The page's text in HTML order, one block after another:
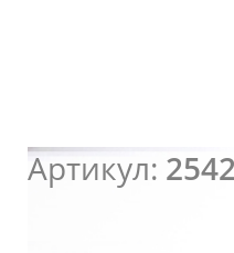
Артикул: